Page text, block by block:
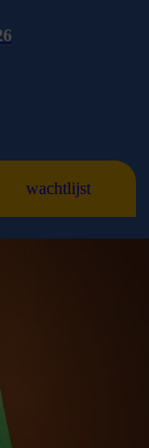
wachtlijst